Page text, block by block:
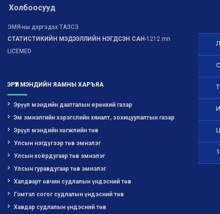
Холбоосууд
ЭМЯ-ны дэргэдэх ТАЗСЗ
СТАТИСТИКИЙН МЭДЭЭЛЛИЙН НЭГДСЭН САН-1212.mn
LICEMED
ЭРҮҮЛ МЭНДИЙН ЯАМНЫ ХАРЪЯА
Эрүүл мэндийн даатгалын ерөнхий газар
Эм эмнэлгийн хэрэгслийн хяналт, зохицуулалтын газар
Эрүүл мэндийн хөгжлийн төв
Улсын нэгдүгээр төв эмнэлэг
Улсын хоёрдугаар төв эмнэлэг
Улсын гуравдугаар төв эмнэлэг
Халдварт өвчин судлалын үндэсний төв
Гэмтэл согог судлалын үндэсний төв
Хавдар судлалын үндэсний төв